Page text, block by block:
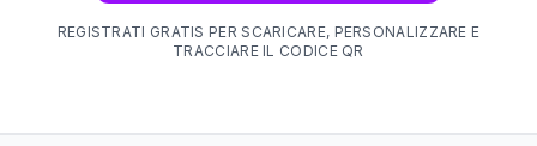
REGISTRATI GRATIS PER SCARICARE, PERSONALIZZARE E
TRACCIARE IL CODICE QR